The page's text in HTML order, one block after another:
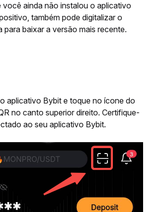
você ainda não instalou o aplicativo
também pode digitalizar o
para baixar a versão mais recente.
aplicativo Bybit e toque no ícone do
no canto superior direito. Certifique-
ao seu aplicativo Bybit.